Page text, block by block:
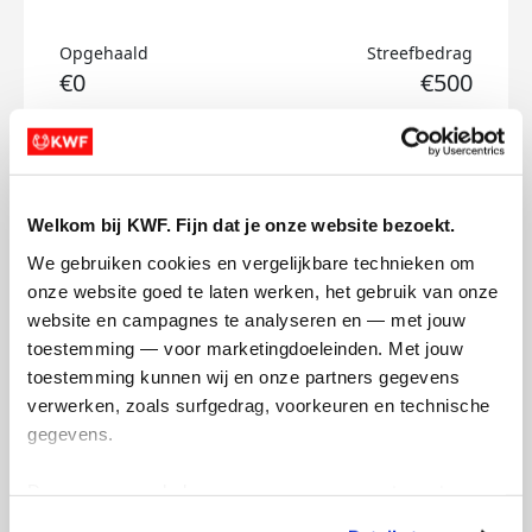
Welkom bij KWF. Fijn dat je onze website bezoekt.
We gebruiken cookies en vergelijkbare technieken om
onze website goed te laten werken, het gebruik van onze
website en campagnes te analyseren en — met jouw
toestemming — voor marketingdoeleinden. Met jouw
toestemming kunnen wij en onze partners gegevens
verwerken, zoals surfgedrag, voorkeuren en technische
gegevens.
Opgehaald
€0
Streefbedrag
€500
Doneer
Suus's badges